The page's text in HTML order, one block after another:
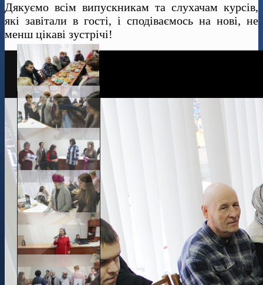
Дякуємо всім випускникам та слухачам курсів,
які завітали в гості, і сподіваємось на нові, не
менш цікаві зустрічі!